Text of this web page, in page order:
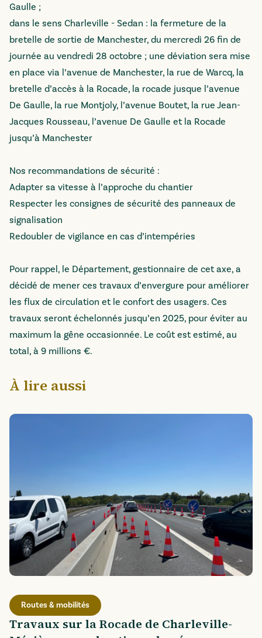
Gaulle ;
dans le sens Charleville - Sedan : la fermeture de la
bretelle de sortie de Manchester, du mercredi 26 fin de
journée au vendredi 28 octobre ; une déviation sera mise
en place via l’avenue de Manchester, la rue de Warcq, la
bretelle d’accès à la Rocade, la rocade jusque l’avenue
De Gaulle, la rue Montjoly, l’avenue Boutet, la rue Jean-
Jacques Rousseau, l’avenue De Gaulle et la Rocade
jusqu’à Manchester
Nos recommandations de sécurité :
Adapter sa vitesse à l’approche du chantier
Respecter les consignes de sécurité des panneaux de
signalisation
Redoubler de vigilance en cas d’intempéries
Pour rappel, le Département, gestionnaire de cet axe, a
décidé de mener ces travaux d’envergure pour améliorer
les flux de circulation et le confort des usagers. Ces
travaux seront échelonnés jusqu’en 2025, pour éviter au
maximum la gêne occasionnée. Le coût est estimé, au
total, à 9 millions €.
À lire aussi
Routes & mobilités
Travaux sur la Rocade de Charleville-